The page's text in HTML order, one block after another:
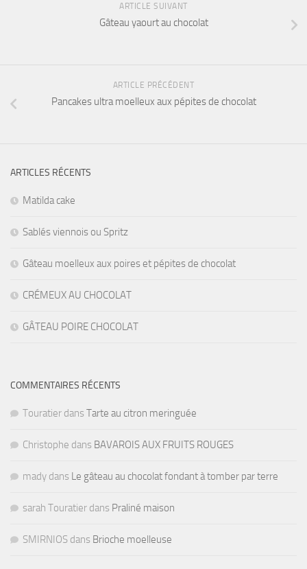
ARTICLE SUIVANT
Gâteau yaourt au chocolat
ARTICLE PRÉCÉDENT
Pancakes ultra moelleux aux pépites de chocolat
ARTICLES RÉCENTS
Matilda cake
Sablés viennois ou Spritz
Gâteau moelleux aux poires et pépites de chocolat
CRÉMEUX AU CHOCOLAT
GÂTEAU POIRE CHOCOLAT
COMMENTAIRES RÉCENTS
Touratier dans Tarte au citron meringuée
Christophe dans BAVAROIS AUX FRUITS ROUGES
mady dans Le gâteau au chocolat fondant à tomber par terre
sarah Touratier dans Praliné maison
SMIRNIOS dans Brioche moelleuse